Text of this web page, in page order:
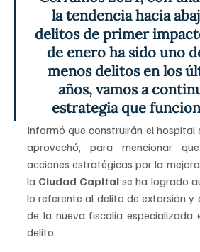
la tendencia hacia
delitos de primer
de enero ha sido uno
menos delitos en los
años, vamos a
estrategia que
Informó que construirán el hospital
aprovechó, para mencionar
acciones estratégicas por la
la Ciudad Capital se ha logrado
lo referente al delito de extorsión y
de la nueva fiscalía especializada
delito.